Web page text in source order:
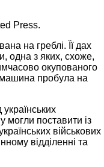
Press.
на греблі. Її дах
одна з яких, схоже,
окупованого
машина пробула на
поставити із
військових
відділенні та